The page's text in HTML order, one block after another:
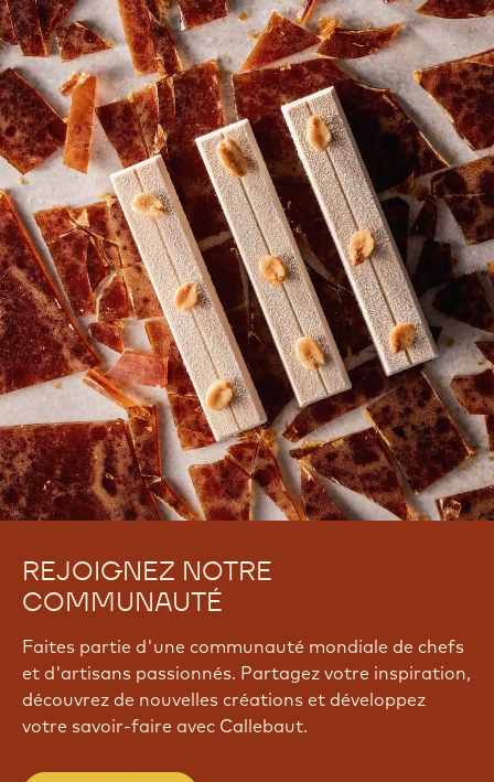
REJOIGNEZ NOTRE
COMMUNAUTÉ
Faites partie d'une communauté mondiale de chefs
et d'artisans passionnés. Partagez votre inspiration,
découvrez de nouvelles créations et développez
votre savoir-faire avec Callebaut.